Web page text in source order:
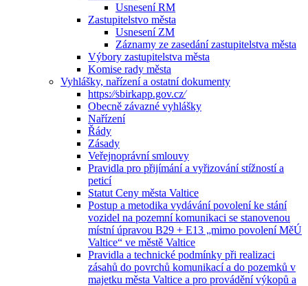
Usnesení RM
Zastupitelstvo města
Usnesení ZM
Záznamy ze zasedání zastupitelstva města
Výbory zastupitelstva města
Komise rady města
Vyhlášky, nařízení a ostatní dokumenty
https:⁄⁄sbirkapp.gov.cz⁄
Obecně závazné vyhlášky
Nařízení
Řády
Zásady
Veřejnoprávní smlouvy
Pravidla pro přijímání a vyřizování stížností a
peticí
Statut Ceny města Valtice
Postup a metodika vydávání povolení ke stání
vozidel na pozemní komunikaci se stanovenou
místní úpravou B29 + E13 „mimo povolení MěÚ
Valtice“ ve městě Valtice
Pravidla a technické podmínky při realizaci
zásahů do povrchů komunikací a do pozemků v
majetku města Valtice a pro provádění výkopů a